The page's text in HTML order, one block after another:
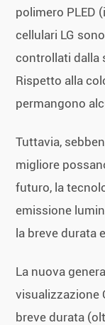
polimero PLED
cellulari LG
controllati dalla
Rispetto alla
permangono
Tuttavia,
migliore
futuro, la
emissione
la breve durata
La nuova
visualizzazione
breve durata